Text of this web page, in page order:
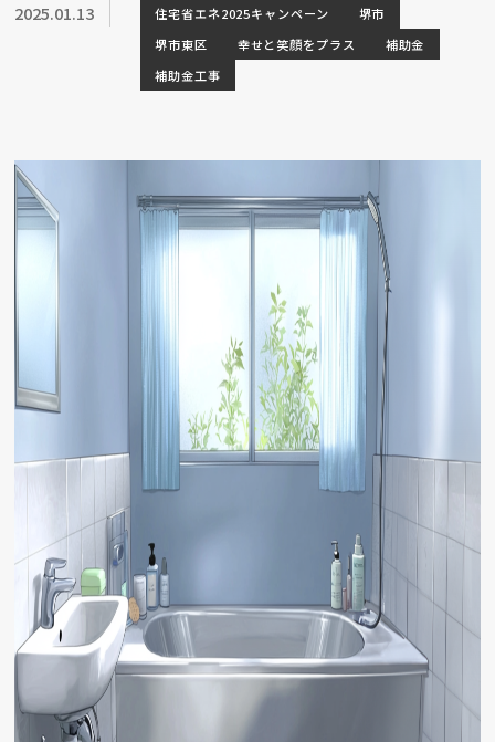
2025.01.13
住宅省エネ2025キャンペーン
堺市
堺市東区
幸せと笑顔をプラス
補助金
補助金工事